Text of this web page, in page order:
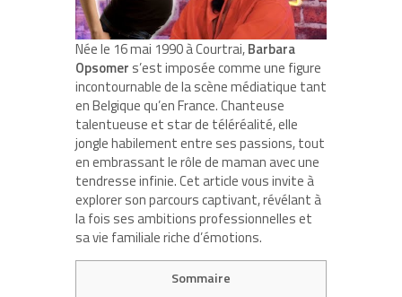
Née le 16 mai 1990 à Courtrai,Barbara
Opsomer s’est imposée comme une figure
incontournable de la scène médiatique tant
en Belgique qu’en France. Chanteuse
talentueuse et star de téléréalité, elle
jongle habilement entre ses passions, tout
en embrassant le rôle de maman avec une
tendresse infinie. Cet article vous invite à
explorer son parcours captivant, révélant à
la fois ses ambitions professionnelles et
sa vie familiale riche d’émotions.
Sommaire